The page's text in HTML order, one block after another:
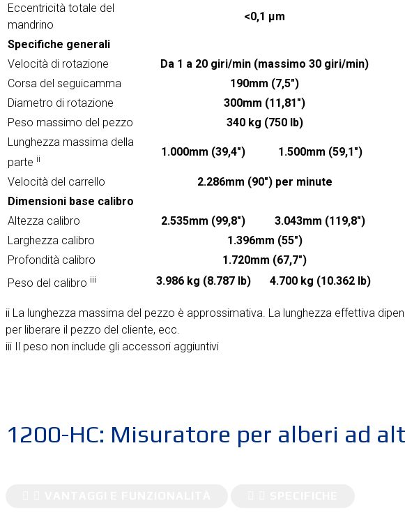
Eccentricità totale del
mandrino
<0,1 µm
Specifiche generali
Velocità di rotazione
Da 1 a 20 giri/min (massimo 30 giri/min)
Corsa del seguicamma
190mm (7,5")
Diametro di rotazione
300mm (11,81")
Peso massimo del pezzo
340 kg (750 lb)
Lunghezza massima della
parte ii
1.000mm (39,4") 1.500mm (59,1")
Velocità del carrello
2.286mm (90") per minute
Dimensioni base calibro
Altezza calibro
2.535mm (99,8")
3.043mm (119,8")
Larghezza calibro
1.396mm (55")
Profondità calibro
1.720mm (67,7")
Peso del calibro iii 3.986 kg (8.787 lb) 4.700 kg (10.362 lb)
ii La lunghezza massima del pezzo è approssimativa. La lunghezza effettiva
per liberare il pezzo del cliente, ecc.
iii Il peso non include gli accessori aggiuntivi
1200-HC: Misuratore per alberi ad